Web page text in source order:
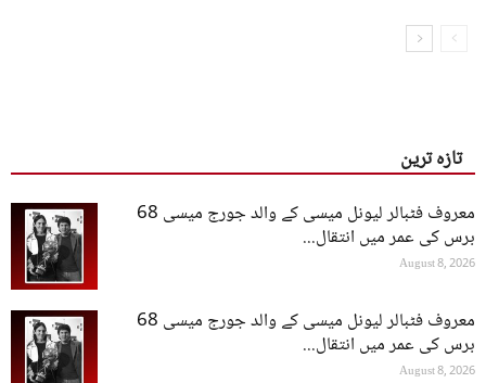
تازہ ترین
معروف فٹبالر لیونل میسی کے والد جورج میسی 68
برس کی عمر میں انتقال...
August 8, 2026
معروف فٹبالر لیونل میسی کے والد جورج میسی 68
برس کی عمر میں انتقال...
August 8, 2026